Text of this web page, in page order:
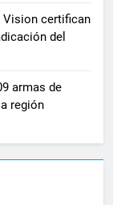
Vision certifican
del
armas de
región